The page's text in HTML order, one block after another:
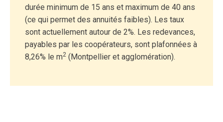
durée minimum de 15 ans et maximum de 40 ans
(ce qui permet des annuités faibles). Les taux
sont actuellement autour de 2%. Les redevances,
payables par les coopérateurs, sont plafonnées à
8,26% le m2 (Montpellier et agglomération).